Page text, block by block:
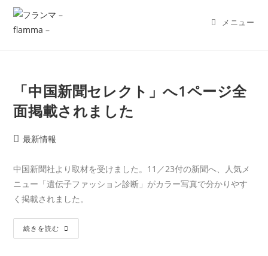
メニュー
「中国新聞セレクト」へ1ページ全
面掲載されました
最新情報
中国新聞社より取材を受けました。11／23付の新聞へ、人気メ
ニュー「遺伝子ファッション診断」がカラー写真で分かりやす
く掲載されました。
続きを読む